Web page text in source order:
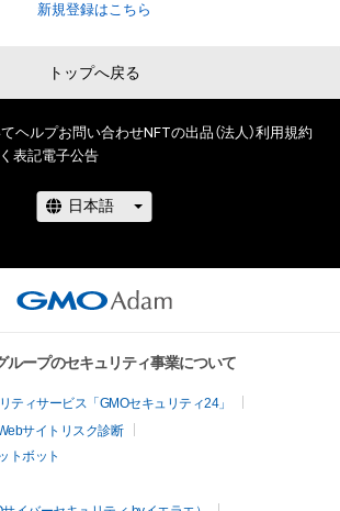
新規登録はこちら
トップへ戻る
ヘルプお問い合わせNFTの出品（法人）利用規約
表記電子公告
ループのセキュリティ事業について
ティサービス「GMOセキュリティ24」
サイトリスク診断
トボット